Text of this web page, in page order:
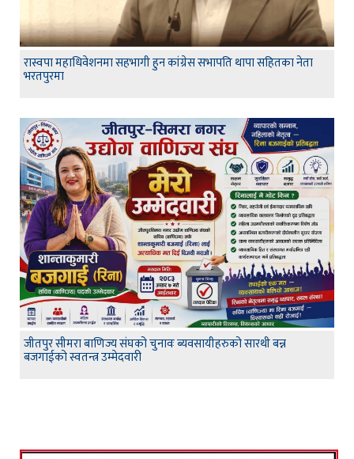
रास्वपा महाधिवेशनमा सहभागी हुन कांग्रेस सभापति थापा सहितका नेता
भरतपुरमा
जीतपुर सीमरा बाणिज्य संघको चुनावः ब्यवसायीहरुको सारथी बन्न
बजगाईको स्वतन्त्र उम्मेदवारी